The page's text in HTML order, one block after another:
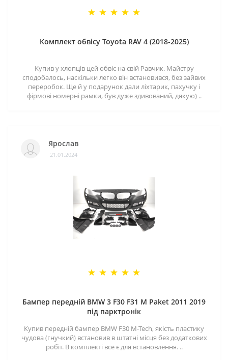
Комплект обвісу Toyota RAV 4 (2018-2025)
Купив у хлопців цей обвіс на свій Равчик. Майстру
сподобалось, наскільки легко він встановився, без зайвих
переробок. Ще й у подарунок дали ліхтарик, пахучку і
фірмові номерні рамки, був дуже здивований, дякую) ..
Ярослав
21.01.2024
Бампер передній BMW 3 F30 F31 M Paket 2011 2019
під парктронік
Купив передній бампер BMW F30 M-Tech, якість пластику
чудова (гнучкий) встановив в штатні місця без додаткових
робіт. В комплекті все є для встановлення. ..